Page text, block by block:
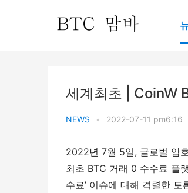
세계최초 | CoinW
NEWS • 2022-07-11 pm6:16
2022년 7월 5일, 글로벌 암
최초 BTC 거래 0 수수료 플
수료’ 이슈에 대해 격렬한 토